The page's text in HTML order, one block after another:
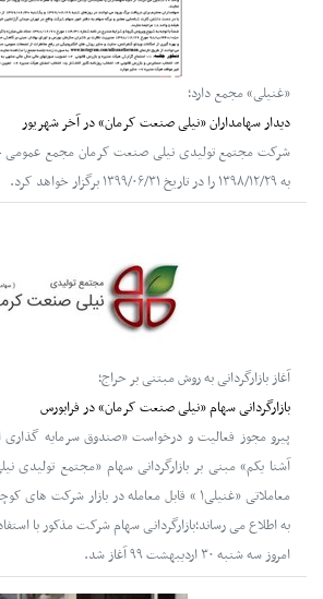
«غنیلی» مجمع دارد؛
دیدار سهامداران «نیلی صنعت کرمان» در آخر شهریور
شرکت مجتمع تولیدی نیلی صنعت کرمان مجمع عمومی
به ۱۳۹۸/۱۲/۲۹ را در تاریخ ۱۳۹۹/۰۶/۳۱ برگزار خواهد کرد.
آغاز بازارگردانی به روش مبتنی بر حراج؛
بازارگردانی سهام «نیلی صنعت کرمان» در فرابورس
پیرو مجوز فعالیت و درخواست «صندوق سرمایه گذاری
آشنا یکم» مبنی بر بازارگردانی سهام «مجتمع تولیدی
معاملاتی «غنیلی۱ » قابل معامله در بازار
به اطلاع می رساند؛بازارگردانی سهام شرکت مذکور با
امروز سه شنبه ۳۰ اردیبهشت ۹۹ آغاز شد.